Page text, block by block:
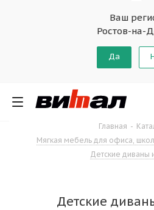
Ваш
Ростов-на-
Да
Главная -
Мягкая мебель для офиса,
Детские диваны
Детские